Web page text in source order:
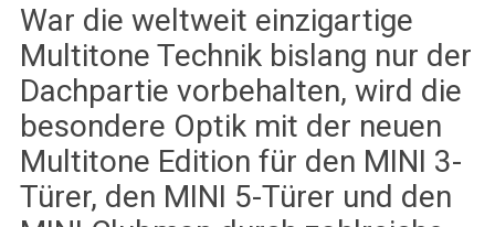
War die weltweit einzigartige
Multitone Technik bislang nur der
Dachpartie vorbehalten, wird die
besondere Optik mit der neuen
Multitone Edition für den MINI 3-
Türer, den MINI 5-Türer und den